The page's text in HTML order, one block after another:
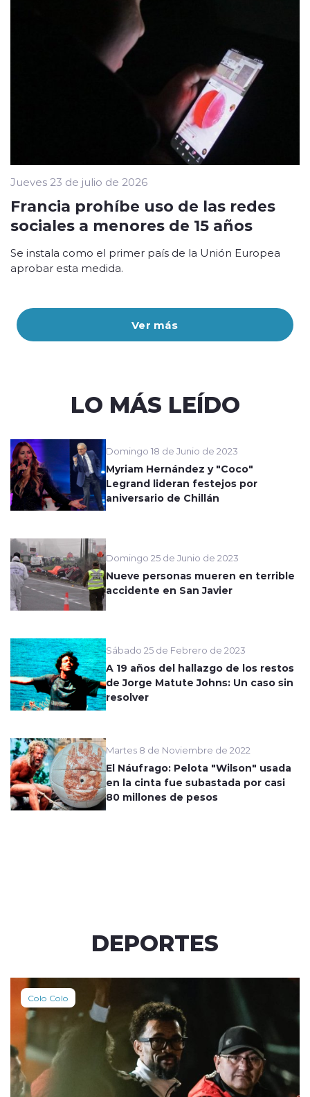
Ver más
Jueves 23 de julio de 2026
Francia prohíbe uso de las redes
sociales a menores de 15 años
Se instala como el primer país de la Unión Europea
aprobar esta medida.
LO MÁS LEÍDO
Domingo 18 de Junio de 2023
Myriam Hernández y "Coco"
Legrand lideran festejos por
aniversario de Chillán
Domingo 25 de Junio de 2023
Nueve personas mueren en terrible
accidente en San Javier
Sábado 25 de Febrero de 2023
A 19 años del hallazgo de los restos
de Jorge Matute Johns: Un caso sin
resolver
Martes 8 de Noviembre de 2022
El Náufrago: Pelota "Wilson" usada
en la cinta fue subastada por casi
80 millones de pesos
DEPORTES
Colo Colo